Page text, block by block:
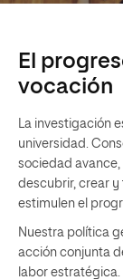
El
vocación
La investigación
universidad.
sociedad
descubrir, crear
estimulen el
Nuestra política
acción conjunta
labor estratégica.